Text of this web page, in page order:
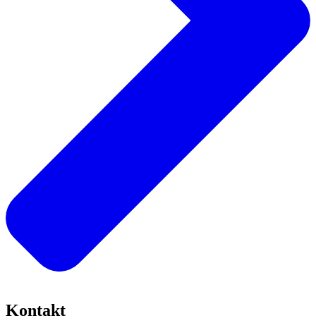
Kontakt